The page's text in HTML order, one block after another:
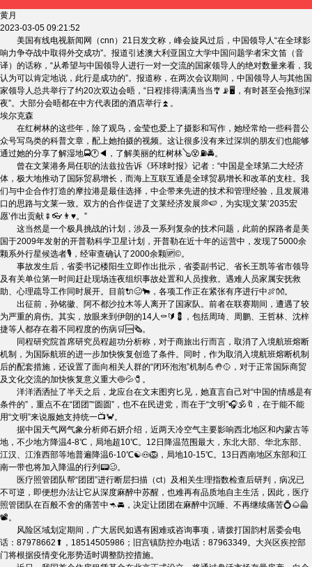
黄月
2023-03-05 09:21:52
美国有线电视新闻网（cnn）21日发文称，峰会旋风过后，中国领导人“在全球影
响力争夺战中取得外交成功”。报道引述澳大利亚国立大学中国问题学者宋文笛（音
译）的话称，“从希望与中国领导人进行一对一交流的国家领导人的绝对数量来看，我
认为可以肯定地说，此行是成功的”。报道称，在两次会议期间，中国领导人与其他国
家领导人总共举行了约20次双边会晤，“日程排得满满当当🎐📡🖥，有时甚至会拖到深
夜”。大部分会晤都在中方代表团的酒店举行⏫。
埃尔克森
在红树林的这些年，除了观鸟，金莹也爱上了摄影和写作，她经常给一些科普公
众号写鸟类的科普文章，配上她拍摄的视频。这让很多没有来过深圳的朋友们也能够
通过她的分享了解湿地🚍🕐◀，了解美丽的红树林🪕😵⛽🚔。
曾在文莱港务局任职的法兹拉告诉《环球时报》记者：“中国是全球第二大经济
体，极大地推动了国际贸易增长，而海上互联互通是全球贸易增长和改革的支柱。我
们与中企合作打造的摩拉港是最佳选择，中企带来先进的技术和管理经验，且发展港
口的思路与文莱一致。双方的合作促进了文莱经济发展💭🍉，为实现文莱‘2035宏
愿’作出贡献🍢👓👨♥。”
这当然是一个极具挑战的计划，涉及一系列复杂的技术问题，此前的探路者是美
国于2009年发射的开普勒科学卫星计划，开普勒在近十年的运营中，发现了5000余
颗系外行星候选者🎙，经审查确认了2000余颗🆙©。
事故发生后，省委书记楼阳生立即作出批示，省委副书记、省长王凯等省市领导
及有关单位第一时间赶赴现场连夜组织事故处置和人员搜救。遇难人员家属安抚救
助、心理疏导工作同时展开。目前🔌🥴🐂，各项工作正在紧张有序进行中🍖👐。
出征前，孙铭徽、阿不都沙拉木等人离开了国家队。前者在联赛期间，遭遇了较
为严重的肩伤。其实，放眼来到伊朗的14人⚰🔰💈，包括周琦、周鹏、王哲林、沈梓
捷等人都存在着不同程度的伤病🛒🆒🗞。
同程研究院首席研究员程超功分析称，对于商旅出行而言，取消了入境航班熔断
机制，为国际航班的进一步加快恢复创造了条件。同时，作为取消入境航班熔断机制
后的配套措施，还设置了面向相关人群的“闭环泡泡”机制💪🤚🥎，对于正常国际商贸
及文化交流的加快恢复意义重大🍥💦🧷。
洋洋洒洒扯了半天之后，龙应台在文末图穷匕见，她直言自己对“中国的情感是有
条件的”，重点不在“团团”“圆圆”，也不在民进党，而在于“文明”🎧🕉🔖，在于能不能
用“文明”来说服她支持统一📺🦀。
据中国天气网气象分析师石妍介绍，近两天冷空气主要影响西北地区和内蒙古等
地，不少地方降温4-8℃，局地超10℃。12日降温范围最大，东北大部、华北东部、
江汉、江淮西部等地普遍降温6-10℃☯🐽🦁，局地10-15℃。13日西南地区东部和江
南一带也将加入降温的行列📟🥴。
医疗照管团队帮“团团”进行断层扫描（ct）及相关生理指数检查后研判，病况已
不可逆，即便想办法让它从深度麻醉中苏醒，也难再有品质地自主生活，因此，医疗
照管团队在百般不舍的痛苦中🦘🚘，决定让团团在麻醉中沉睡、不再继续痛苦💍🌰🦺
📽。
风险区域划定期间，广大居民如遇有困难或咨询事项，请拨打国韵村居委会电
话：87978662⬆，18514505986；旧宫镇防控办电话：87963349。大兴区疾控部
门将根据疫情变化形势适时调整防控措施。